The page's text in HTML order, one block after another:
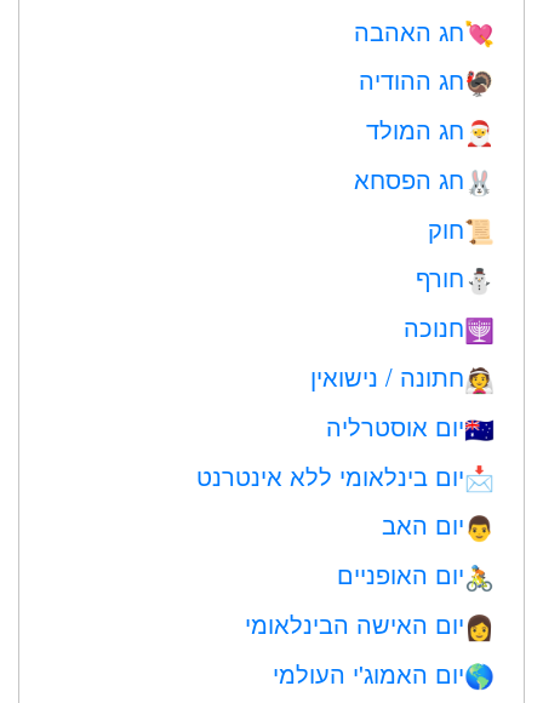
💘חג האהבה
🦃חג ההודיה
🎅 חג המולד
🐰 חג הפסחא
📜חוק
⛄ חורף
🕎חנוכה
👰חתונה / נישואין
🇦🇺יום אוסטרליה
📩יום בינלאומי ללא אינטרנט
👨יום האב
🚴יום האופניים
👩יום האישה הבינלאומי
🌎יום האמוג'י העולמי